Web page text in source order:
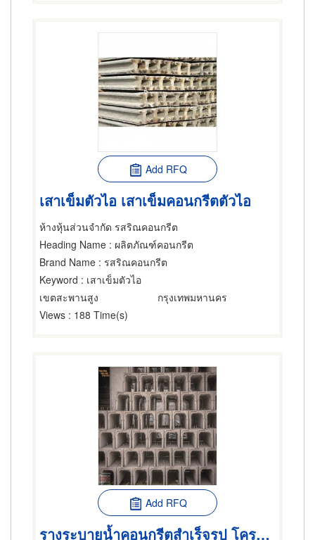
Add RFQ
เสาเข็มตัวไอ เสาเข็มคอนกรีตตัวไอ
ห้างหุ้นส่วนจำกัด รสริณคอนกรีต
Heading Name : ผลิตภัณฑ์คอนกรีต
Brand Name : รสริณคอนกรีต
Keyword : เสาเข็มตัวไอ
เขตสะพานสูง
กรุงเทพมหานคร
Views : 188 Time(s)
Add RFQ
รางระบายน้ำคอนกรีตสำเร็จรูป โครงสร้างคอนกรีตสำเร็จรูป